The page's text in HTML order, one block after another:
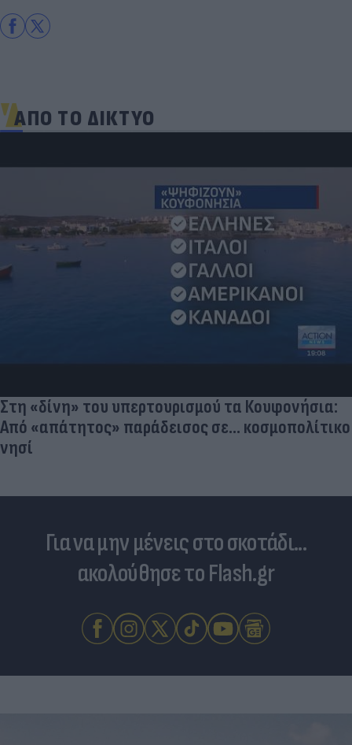
ΑΠΟ ΤΟ ΔΙΚΤΥΟ
Στη «δίνη» του υπερτουρισμού τα Κουφονήσια:
Από «απάτητος» παράδεισος σε... κοσμοπολίτικο
νησί
Για να μην μένεις στο σκοτάδι...
ακολούθησε το Flash.gr